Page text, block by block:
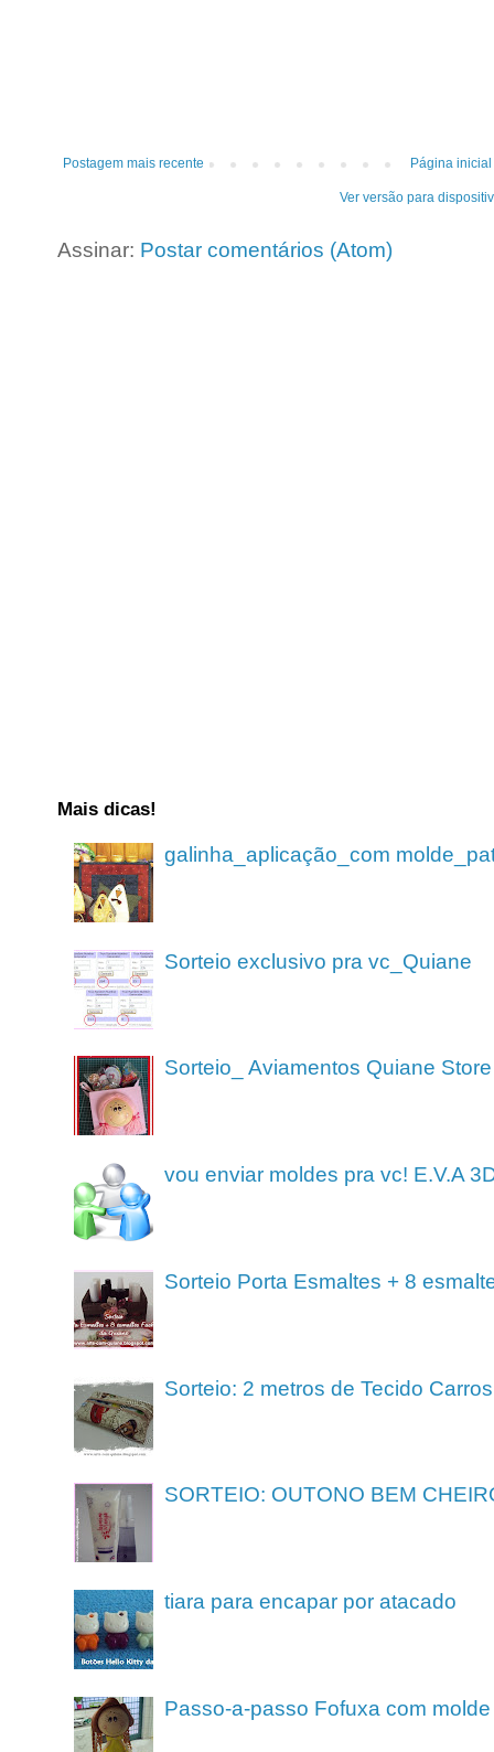
Postagem mais recente Página inicial
Ver versão para
Assinar: Postar comentários (Atom)
Mais dicas!
galinha_aplicação_com
Sorteio exclusivo pra vc_Quiane
Sorteio_ Aviamentos Quiane Store
vou enviar moldes pra vc! E.V.A
Sorteio Porta Esmaltes + 8
Sorteio: 2 metros de Tecido Carros
SORTEIO: OUTONO BEM
tiara para encapar por atacado
Passo-a-passo Fofuxa com molde